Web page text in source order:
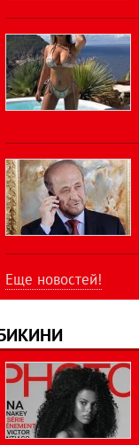
Еще новостей!